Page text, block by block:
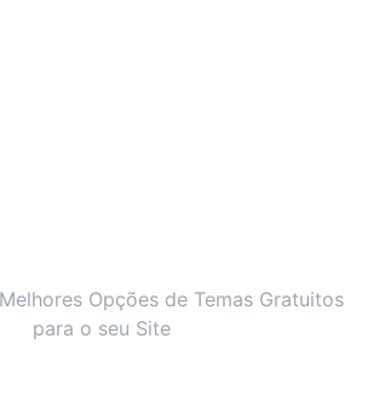
Opções de Temas Gratuitos
para o seu Site